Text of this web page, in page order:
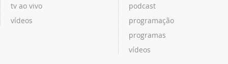
tv ao vivo
vídeos
podcast
programação
programas
vídeos